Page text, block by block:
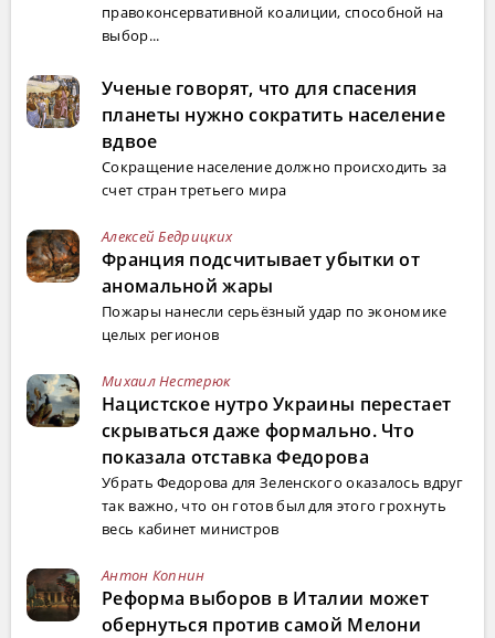
правоконсервативной коалиции, способной на
выбор...
Ученые говорят, что для спасения
планеты нужно сократить население
вдвое
Сокращение население должно происходить за
счет стран третьего мира
Алексей Бедрицких
Франция подсчитывает убытки от
аномальной жары
Пожары нанесли серьёзный удар по экономике
целых регионов
Михаил Нестерюк
Нацистское нутро Украины перестает
скрываться даже формально. Что
показала отставка Федорова
Убрать Федорова для Зеленского оказалось вдруг
так важно, что он готов был для этого грохнуть
весь кабинет министров
Антон Копнин
Реформа выборов в Италии может
обернуться против самой Мелони